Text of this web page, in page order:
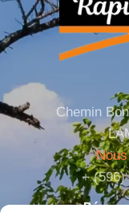
Chemin
+ (596)